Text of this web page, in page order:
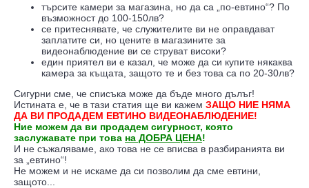
търсите камери за магазина, но да са „по-евтино“? По
възможност до 100-150лв?
се притеснявате, че служителите ви не оправдават
заплатите си, но цените в магазините за
видеонаблюдение ви се струват високи?
един приятел ви е казал, че може да си купите някаква
камера за къщата, защото те и без това са по 20-30лв?
Сигурни сме, че списъка може да бъде много дълъг!
Истината е, че в тази статия ще ви кажем ЗАЩО НИЕ НЯМА
ДА ВИ ПРОДАДЕМ ЕВТИНО ВИДЕОНАБЛЮДЕНИЕ!
Ние можем да ви продадем сигурност, която
заслужавате при това на ДОБРА ЦЕНА!
И не съжаляваме, ако това не се вписва в разбиранията ви
за „евтино“!
Не можем и не искаме да си позволим да сме евтини,
защото...